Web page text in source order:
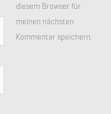
diesem Browser für
meinen nächsten
Kommentar speichern.